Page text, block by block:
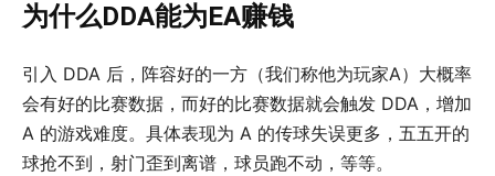
为什么DDA能为EA赚钱
引入 DDA 后，阵容好的一方（我们称他为玩家A）大概率
会有好的比赛数据，而好的比赛数据就会触发 DDA，增加
A 的游戏难度。具体表现为 A 的传球失误更多，五五开的
球抢不到，射门歪到离谱，球员跑不动，等等。